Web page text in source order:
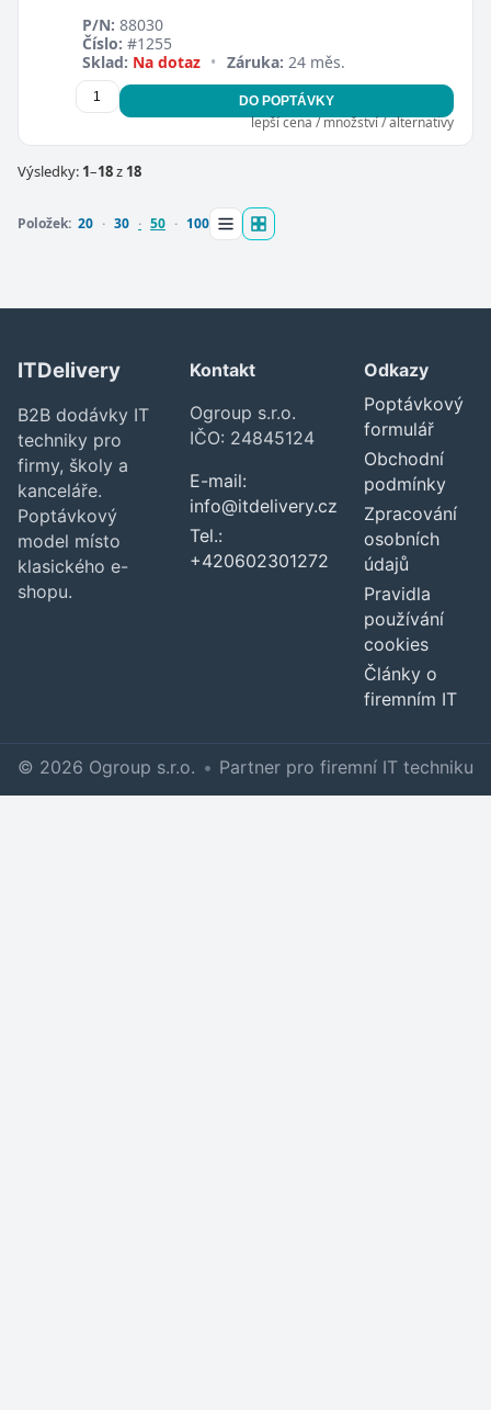
P/N: 88030
Číslo: #1255
Sklad: Na dotaz • Záruka: 24 měs.
DO POPTÁVKY
lepší cena / množství / alternativy
Výsledky: 1–18z 18
Položek: 20 30 50 100
ITDelivery
B2B dodávky IT
techniky pro
firmy, školy a
kanceláře.
Poptávkový
model místo
klasického e-
shopu.
Kontakt
Ogroup s.r.o.
IČO: 24845124
E-mail:
info@itdelivery.cz
Tel.:
+420602301272
Odkazy
Poptávkový
formulář
Obchodní
podmínky
Zpracování
osobních
údajů
Pravidla
používání
cookies
Články o
firemním IT
© 2026 Ogroup s.r.o. • Partner pro firemní IT techniku